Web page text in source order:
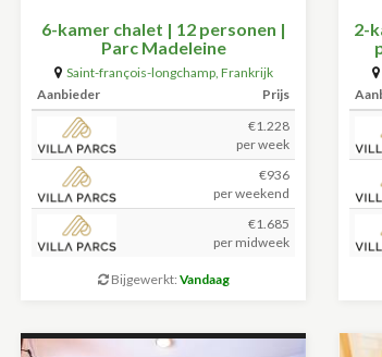
6-kamer chalet | 12 personen |
Parc Madeleine
Saint-françois-longchamp, Frankrijk
Aanbieder
Prijs
€1.228
per week
€936
per weekend
€1.685
per midweek
Bijgewerkt: Vandaag
2-